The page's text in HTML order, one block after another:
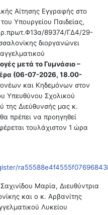
Αίτησης Εγγραφής στο
Υπουργείου Παιδείας,
89374/ΓΔ4/29-
διοργανώνει
μετά το Γυμνάσιο –
(06-07-2026, 18.00-
και Κηδεμόνων στον
Υπευθύνου Σχολικού
της Διεύθυνσής μας κ.
πρέπει να προηγηθεί
τουλάχιστον 1 ώρα
Μαρία, Διευθύντρια
και ο κ. Αρβανίτης
Λυκείου